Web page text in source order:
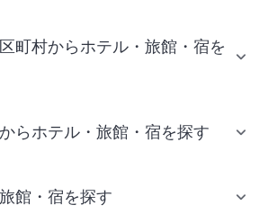
町村からホテル・旅館・宿を
らホテル・旅館・宿を探す
館・宿を探す